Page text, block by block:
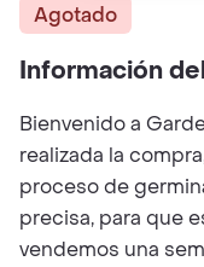
Agotado
Información
Bienvenido a
realizada la
proceso de
precisa, para que
vendemos una